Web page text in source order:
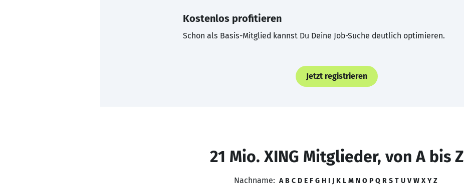
Kostenlos profitieren
Schon als Basis-Mitglied kannst Du Deine Job-Suche deutlich optimieren.
Jetzt registrieren
21 Mio. XING Mitglieder, von A bis Z
Nachname: A B C D E F G H I J K L M N O P Q R S T U V W X Y Z